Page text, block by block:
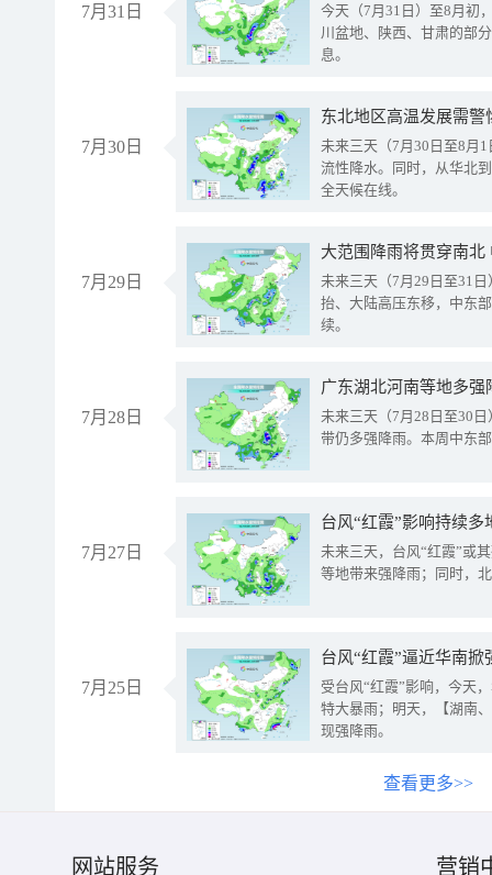
7月31日
今天（7月31日）至8月初
川盆地、陕西、甘肃的部
息。
7月30日
东北地区高温发展需
未来三天（7月30日至8月
流性降水。同时，从华北
全天候在线。
7月29日
大范围降雨将贯穿南
未来三天（7月29日至31
抬、大陆高压东移，中东
续。
7月28日
广东湖北河南等地多
未来三天（7月28日至30
带仍多强降雨。本周中东
7月27日
台风“红霞”影响持续
未来三天，台风“红霞”或
等地带来强降雨；同时，
7月25日
台风“红霞”逼近华南
受台风“红霞”影响，今天
特大暴雨；明天，【湖南
现强降雨。
查看更多>>
网站服务 营销